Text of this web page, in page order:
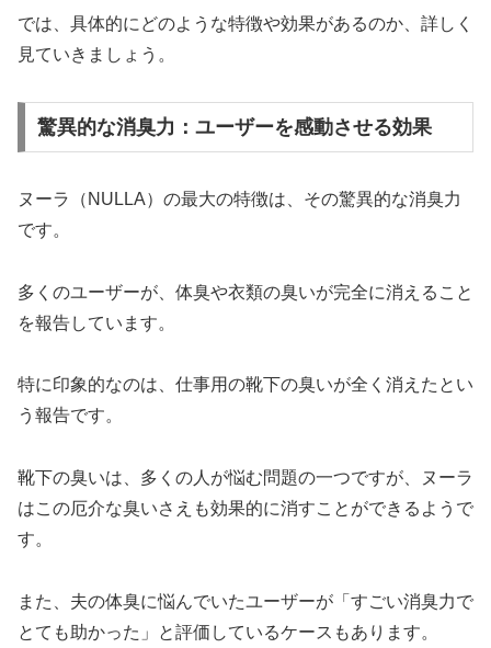
では、具体的にどのような特徴や効果があるのか、詳しく
見ていきましょう。
驚異的な消臭力：ユーザーを感動させる効果
ヌーラ（NULLA）の最大の特徴は、その驚異的な消臭力
です。
多くのユーザーが、体臭や衣類の臭いが完全に消えること
を報告しています。
特に印象的なのは、仕事用の靴下の臭いが全く消えたとい
う報告です。
靴下の臭いは、多くの人が悩む問題の一つですが、ヌーラ
はこの厄介な臭いさえも効果的に消すことができるようで
す。
また、夫の体臭に悩んでいたユーザーが「すごい消臭力で
とても助かった」と評価しているケースもあります。